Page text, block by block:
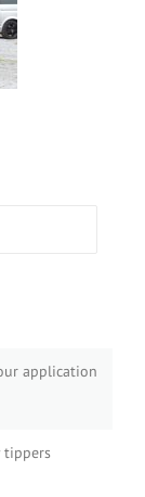
application
tippers